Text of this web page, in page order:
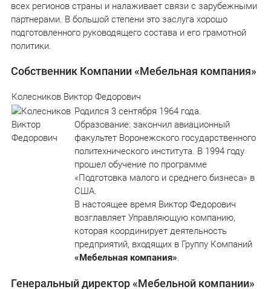
всех регионов страны и налаживает связи с зарубежными
партнерами. В большой степени это заслуга хорошо
подготовленного руководящего состава и его грамотной
политики.
Собственник Компании «Мебельная компания»
Колесников Виктор Федорович
Родился 3 сентября 1964 года.
Образование: закончил авиационный
факультет Воронежского государственного
политехнического института. В 1994 году
прошел обучение по программе
«Подготовка малого и среднего бизнеса» в
США.
В настоящее время Виктор Федорович
возглавляет Управляющую компанию,
которая координирует деятельность
предприятий, входящих в Группу Компаний
«Мебельная компания».
Генеральный директор «Мебельной компании»